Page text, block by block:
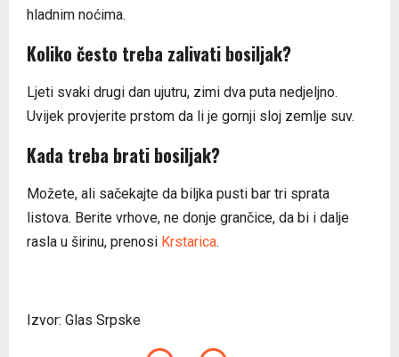
hladnim noćima.
Koliko često treba zalivati bosiljak?
Ljeti svaki drugi dan ujutru, zimi dva puta nedjeljno.
Uvijek provjerite prstom da li je gornji sloj zemlje suv.
Kada treba brati bosiljak?
Možete, ali sačekajte da biljka pusti bar tri sprata
listova. Berite vrhove, ne donje grančice, da bi i dalje
rasla u širinu, prenosi Krstarica.
Izvor: Glas Srpske